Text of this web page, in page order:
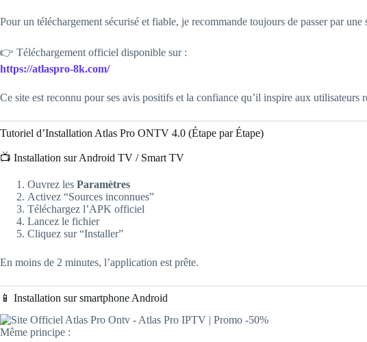
Pour un téléchargement sécurisé et fiable, je recommande toujours de passer par
👉 Téléchargement officiel disponible sur :
https://atlaspro-8k.com/
Ce site est reconnu pour ses avis positifs et la confiance qu’il inspire aux utilisateurs
Tutoriel d’Installation Atlas Pro ONTV 4.0 (Étape par Étape)
📺 Installation sur Android TV / Smart TV
Ouvrez les Paramètres
Activez “Sources inconnues”
Téléchargez l’APK officiel
Lancez le fichier
Cliquez sur “Installer”
En moins de 2 minutes, l’application est prête.
📱 Installation sur smartphone Android
Même principe :